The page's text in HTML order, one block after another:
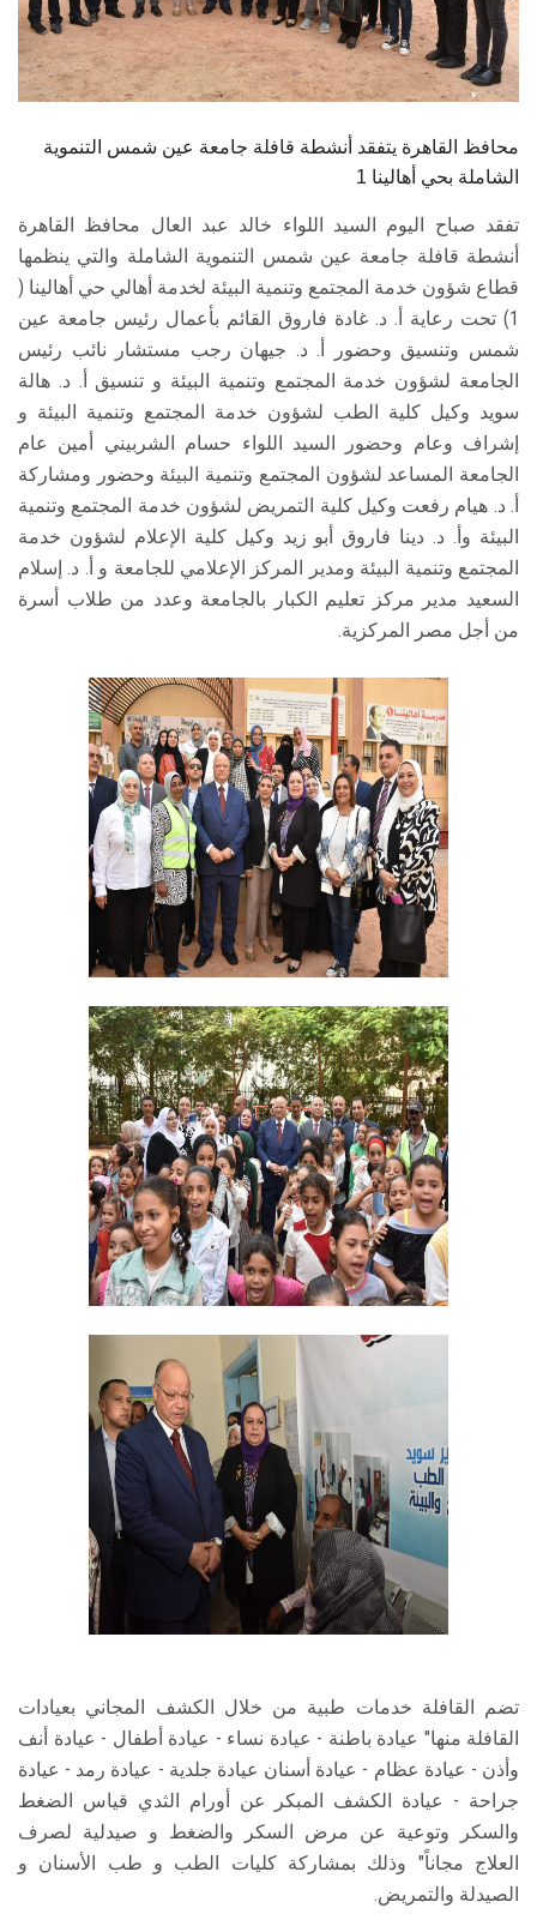
الموظفون
الزائـرون
محافظ القاهرة يتفقد أنشطة قافلة جامعة عين شمس التنموية
الشاملة بحي أهالينا 1
تفقد صباح اليوم السيد اللواء خالد عبد العال محافظ القاهرة
أنشطة قافلة جامعة عين شمس التنموية الشاملة والتي ينظمها
قطاع شؤون خدمة المجتمع وتنمية البيئة لخدمة أهالي حي أهالينا (
1) تحت رعاية أ. د. غادة فاروق القائم بأعمال رئيس جامعة عين
شمس وتنسيق وحضور أ. د. جيهان رجب مستشار نائب رئيس
الجامعة لشؤون خدمة المجتمع وتنمية البيئة و تنسيق أ. د. هالة
سويد وكيل كلية الطب لشؤون خدمة المجتمع وتنمية البيئة و
إشراف وعام وحضور السيد اللواء حسام الشربيني أمين عام
الجامعة المساعد لشؤون المجتمع وتنمية البيئة وحضور ومشاركة
أ. د. هيام رفعت وكيل كلية التمريض لشؤون خدمة المجتمع وتنمية
البيئة وأ. د. دينا فاروق أبو زيد وكيل كلية الإعلام لشؤون خدمة
المجتمع وتنمية البيئة ومدير المركز الإعلامي للجامعة و أ. د. إسلام
السعيد مدير مركز تعليم الكبار بالجامعة وعدد من طلاب أسرة
من أجل مصر المركزية.
تضم القافلة خدمات طبية من خلال الكشف المجاني بعيادات
القافلة منها" عيادة باطنة - عيادة نساء - عيادة أطفال - عيادة أنف
وأذن - عيادة عظام - عيادة أسنان عيادة جلدية - عيادة رمد - عيادة
جراحة - عيادة الكشف المبكر عن أورام الثدي قياس الضغط
والسكر وتوعية عن مرض السكر والضغط و صيدلية لصرف
العلاج مجاناً" وذلك بمشاركة كليات الطب و طب الأسنان و
الصيدلة والتمريض.